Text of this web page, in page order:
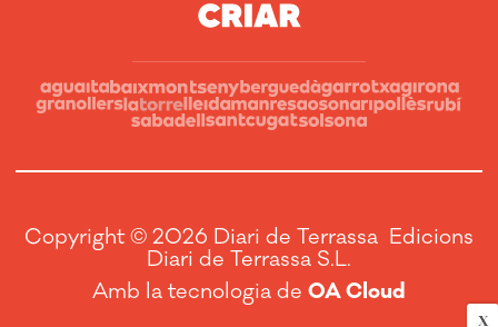
X
Copyright © 2026 Diari de Terrassa Edicions
Diari de Terrassa S.L.
Amb la tecnologia de OA Cloud